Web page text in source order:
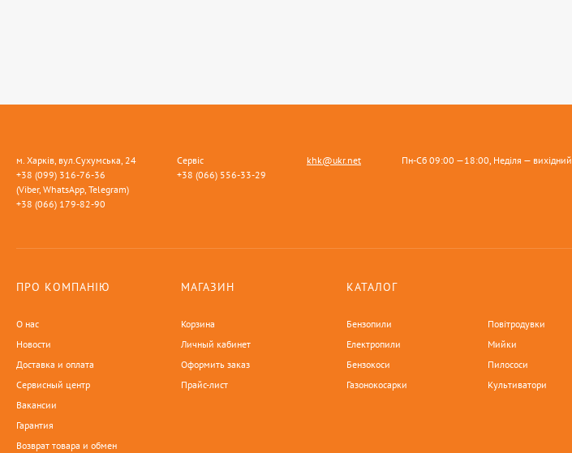
м. Харків, вул.Сухумська, 24
+38 (099) 316-76-36
(Viber, WhatsApp, Telegram)
+38 (066) 179-82-90
Сервіс
+38 (066) 556-33-29
khk@ukr.net Пн-Сб 09:00 —18:00, Неділя — вихідний
ПРО КОМПАНІЮ
О нас
Новости
Доставка и оплата
Сервисный центр
Вакансии
Гарантия
Возврат товара и обмен
МАГАЗИН
Корзина
Личный кабинет
Оформить заказ
Прайс-лист
КАТАЛОГ
Бензопили
Електропили
Бензокоси
Газонокосарки
Повітродувки
Мийки
Пилососи
Культиватори